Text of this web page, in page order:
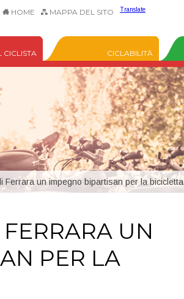
HOME MAPPA DEL SITO Translate
CICLISTA CICLABILITÀ
Ferrara un impegno bipartisan per la bicicletta
UN
PER LA